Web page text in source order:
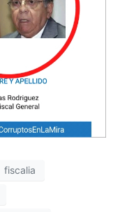
fiscalia